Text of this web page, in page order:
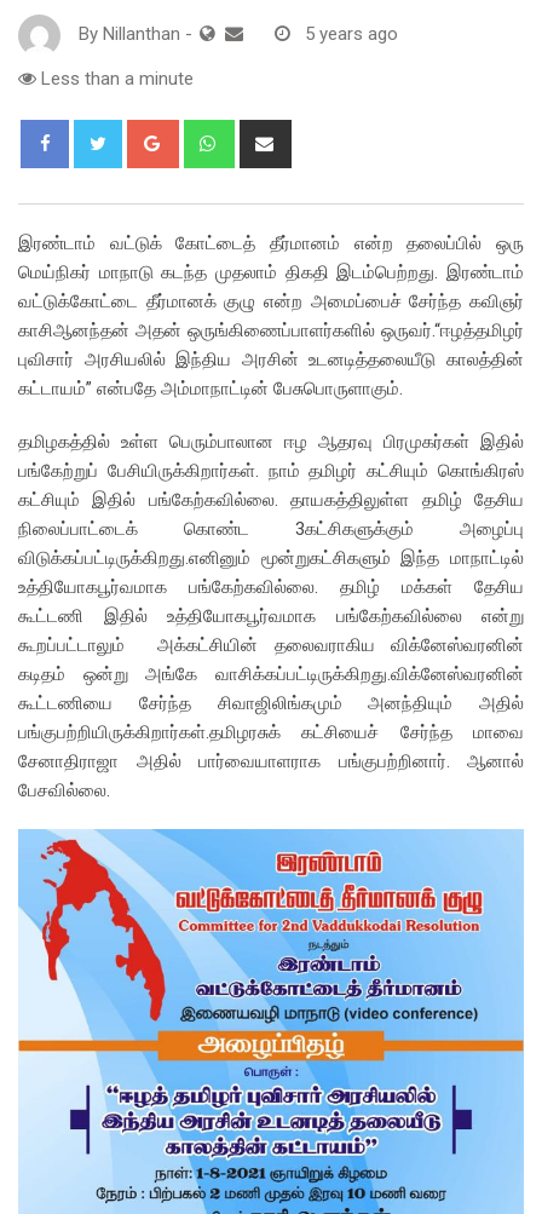
By Nillanthan - 5 years ago
Less than a minute
Google+ Whatsapp
இரண்டாம் வட்டுக் கோட்டைத் தீர்மானம் என்ற தலைப்பில் ஒரு
மெய்நிகர் மாநாடு கடந்த முதலாம் திகதி இடம்பெற்றது. இரண்டாம்
வட்டுக்கோட்டை தீர்மானக் குழு என்ற அமைப்பைச் சேர்ந்த கவிஞர்
காசிஆனந்தன் அதன் ஒருங்கிணைப்பாளர்களில் ஒருவர்.“ஈழத்தமிழர்
புவிசார் அரசியலில் இந்திய அரசின் உடனடித்தலையீடு காலத்தின்
கட்டாயம்” என்பதே அம்மாநாட்டின் பேசுபொருளாகும்.
தமிழகத்தில் உள்ள பெரும்பாலான ஈழ ஆதரவு பிரமுகர்கள் இதில்
பங்கேற்றுப் பேசியிருக்கிறார்கள். நாம் தமிழர் கட்சியும் கொங்கிரஸ்
கட்சியும் இதில் பங்கேற்கவில்லை. தாயகத்திலுள்ள தமிழ் தேசிய
நிலைப்பாட்டைக் கொண்ட 3கட்சிகளுக்கும் அழைப்பு
விடுக்கப்பட்டிருக்கிறது.எனினும் மூன்றுகட்சிகளும் இந்த மாநாட்டில்
உத்தியோகபூர்வமாக பங்கேற்கவில்லை. தமிழ் மக்கள் தேசிய
கூட்டணி இதில் உத்தியோகபூர்வமாக பங்கேற்கவில்லை என்று
கூறப்பட்டாலும் அக்கட்சியின் தலைவராகிய விக்னேஸ்வரனின்
கடிதம் ஒன்று அங்கே வாசிக்கப்பட்டிருக்கிறது.விக்னேஸ்வரனின்
கூட்டணியை சேர்ந்த சிவாஜிலிங்கமும் அனந்தியும் அதில்
பங்குபற்றியிருக்கிறார்கள்.தமிழரசுக் கட்சியைச் சேர்ந்த மாவை
சேனாதிராஜா அதில் பார்வையாளராக பங்குபற்றினார். ஆனால்
பேசவில்லை.